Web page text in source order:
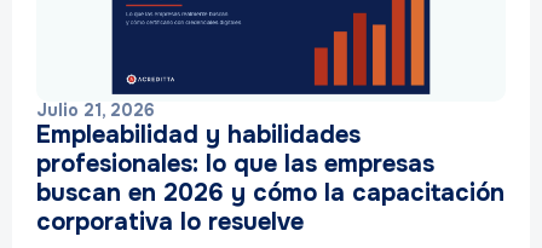
Julio 21, 2026
Empleabilidad y habilidades
profesionales: lo que las empresas
buscan en 2026 y cómo la capacitación
corporativa lo resuelve